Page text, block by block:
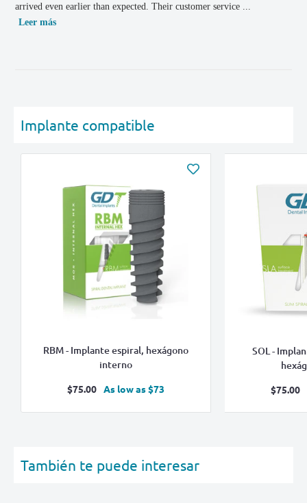
arrived even earlier than expected. Their customer service ...
Leer más
Implante compatible
RBM - Implante espiral, hexágono
interno
Precio
$75.00 As low as $73
SOL -
$75.00
También te puede interesar